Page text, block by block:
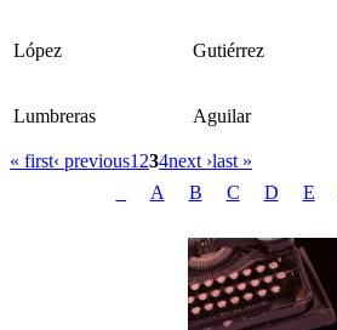
López Gutiérrez
Lumbreras Aguilar
« first‹ previous1 234next ›last »
A B C D E